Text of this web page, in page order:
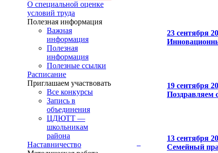
О специальной оценке
условий труда
Полезная информация
Важная
информация
Полезная
информация
Полезные ссылки
Расписание
Приглашаем участвовать
Все конкурсы
Запись в
объединения
ЦДЮТТ —
школьникам
района
Наставничество
23 сентября
19 сентября
Поздравляем
13 сентября
Семейный